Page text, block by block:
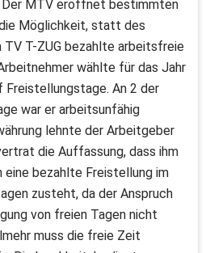
Der MTV eröffnet bestimmten
Möglichkeit, statt des
TV T-ZUG bezahlte arbeitsfreie
wählte für das Jahr
Freistellungstage. An 2 der
war er arbeitsunfähig
lehnte der Arbeitgeber
die Auffassung, dass ihm
eine bezahlte Freistellung im
zusteht, da der Anspruch
von freien Tagen nicht
muss die freie Zeit